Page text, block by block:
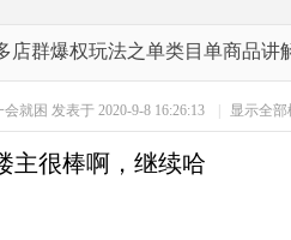
›
店群爆权玩法之单类目单商品讲
会就困 发表于 2020-9-8 16:26:13 | 显示全部
主很棒啊，继续哈